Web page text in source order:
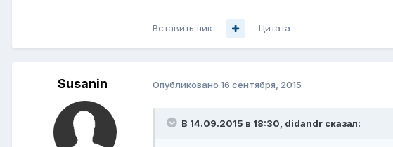
Вставить ник Цитата
Susanin Опубликовано 16 сентября, 2015
В 14.09.2015 в 18:30, didandr сказал: